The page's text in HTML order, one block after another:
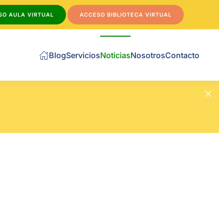
AULA VIRTUAL ACCESO BIBLIOTECA VIRTUAL
BlogServiciosNoticiasNosotrosContacto